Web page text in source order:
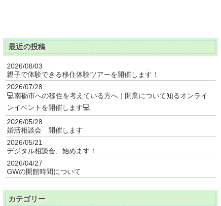
最近の投稿
2026/08/03
親子で体験できる移住体験ツアーを開催します！
2026/07/28
💻南砺市への移住を考えている方へ｜開業について知るオンライ
ンイベントを開催します💻
2026/05/28
婚活相談会 開催します
2026/05/21
デジタル相談会、始めます！
2026/04/27
GWの開館時間について
カテゴリー